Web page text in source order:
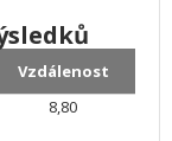
Vzdálenost
8,80